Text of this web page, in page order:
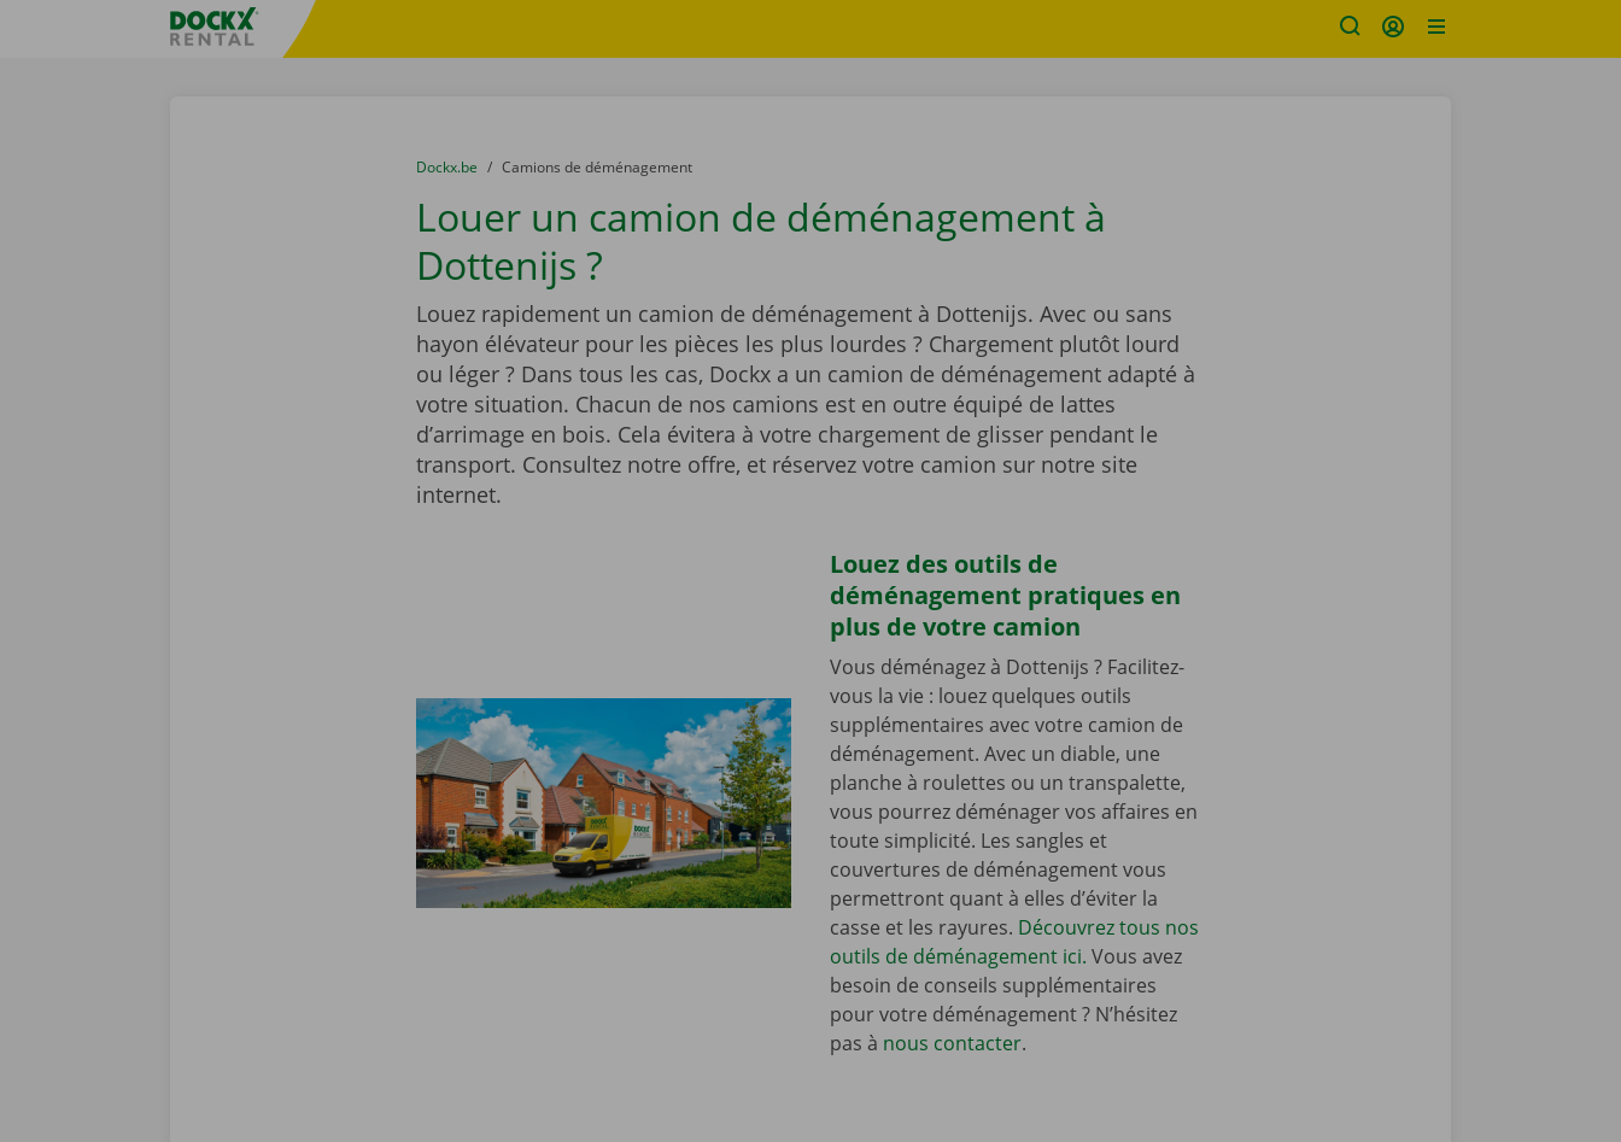
sitename
You are here:
du
Dockx.be to
Camions de déménagement
Louer un camion de déménagement à
Dottenijs ?
Louez rapidement un camion de déménagement à Dottenijs. Avec ou sans
hayon élévateur pour les pièces les plus lourdes ? Chargement plutôt lourd
ou léger ? Dans tous les cas, Dockx a un camion de déménagement adapté à
votre situation. Chacun de nos camions est en outre équipé de lattes
d’arrimage en bois. Cela évitera à votre chargement de glisser pendant le
transport. Consultez notre offre, et réservez votre camion sur notre site
internet.
Louez des outils de
déménagement pratiques en
plus de votre camion
Vous déménagez à Dottenijs ? Facilitez-
vous la vie : louez quelques outils
supplémentaires avec votre camion de
déménagement. Avec un diable, une
planche à roulettes ou un transpalette,
vous pourrez déménager vos affaires en
toute simplicité. Les sangles et
couvertures de déménagement vous
permettront quant à elles d’éviter la
casse et les rayures. Découvrez tous nos
outils de déménagement ici. Vous avez
besoin de conseils supplémentaires
pour votre déménagement ? N’hésitez
pas à nous contacter.